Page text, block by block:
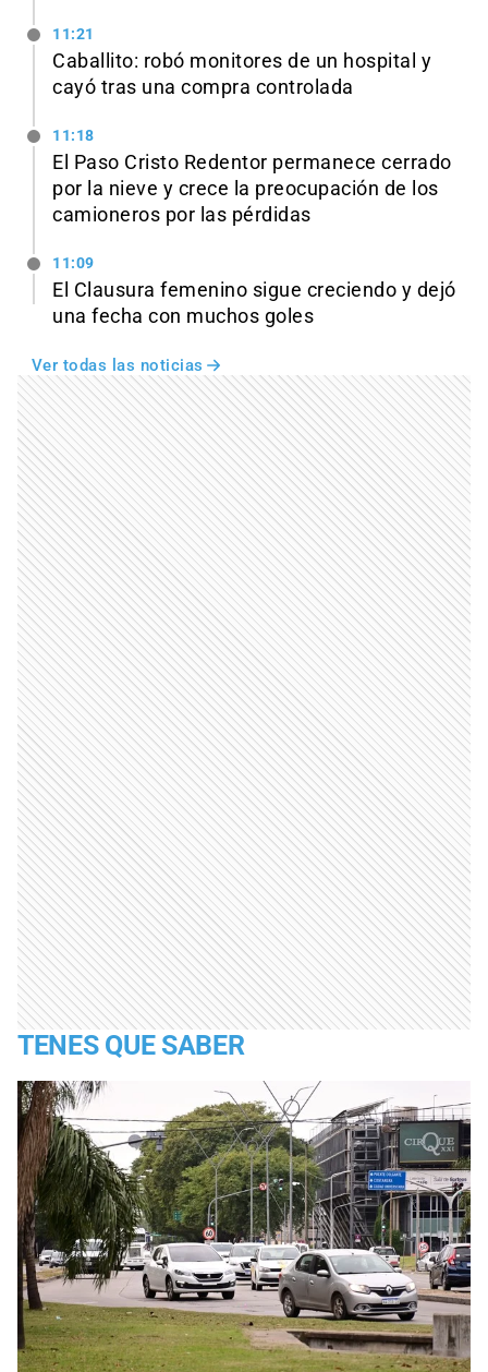
11:21
Caballito: robó monitores de un hospital y
cayó tras una compra controlada
11:18
El Paso Cristo Redentor permanece cerrado
por la nieve y crece la preocupación de los
camioneros por las pérdidas
11:09
El Clausura femenino sigue creciendo y dejó
una fecha con muchos goles
Ver todas las noticias
TENES QUE SABER